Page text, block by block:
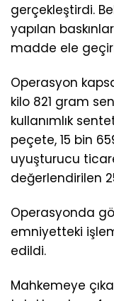
gerçekleştirdi.
yapılan
madde ele
Operasyon
kilo 821 gram
kullanımlık
peçete, 15 bin
uyuşturucu
değerlendirilen
Operasyonda
emniyetteki
edildi.
Mahkemeye